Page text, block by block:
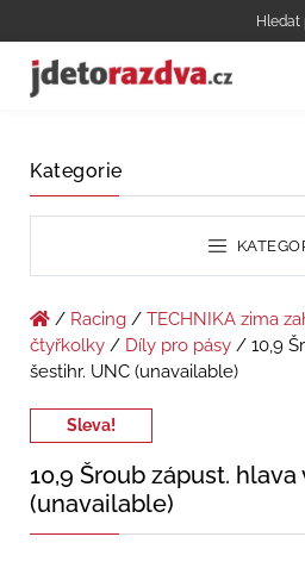
Kategorie
/ Racing / TECHNIKA zima
čtyřkolky / Díly pro pásy / 10,9
šestihr. UNC (unavailable)
Sleva!
10,9 Šroub zápust. hlava
(unavailable)